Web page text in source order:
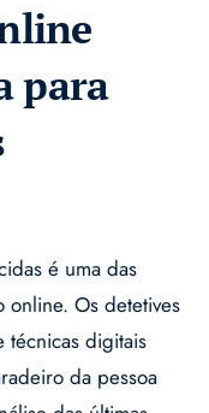
para
é uma das
online. Os detetives
técnicas digitais
da pessoa